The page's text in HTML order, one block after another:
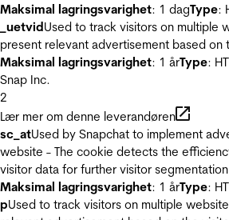
Maksimal lagringsvarighet: 1 dagType:
_uetvidUsed to track visitors on multiple
present relevant advertisement based
Maksimal lagringsvarighet: 1 årType:
Snap Inc.
2
Lær mer om denne leverandøren
sc_atUsed by Snapchat to implement
website - The cookie detects the
visitor data for further visitor
Maksimal lagringsvarighet: 1 årType:
pUsed to track visitors on multiple